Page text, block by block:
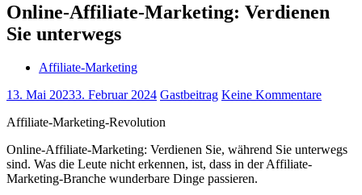
Online-Affiliate-Marketing: Verdienen
Sie unterwegs
Affiliate-Marketing
13. Mai 20233. Februar 2024 Gastbeitrag Keine Kommentare
Affiliate-Marketing-Revolution
Online-Affiliate-Marketing: Verdienen Sie, während Sie unterwegs
sind. Was die Leute nicht erkennen, ist, dass in der Affiliate-
Marketing-Branche wunderbare Dinge passieren.